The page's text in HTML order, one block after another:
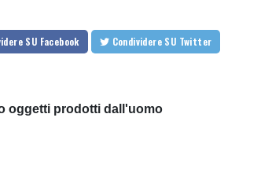
SU Facebook Condividere SU Twitter
oggetti prodotti dall'uomo